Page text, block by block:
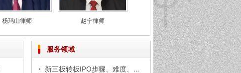
杨玛山律师 赵宁律师 潘静律师 李
服务领域
新三板转板IPO步骤、难度、注意事项